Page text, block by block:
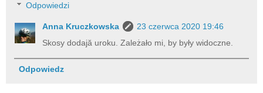
Odpowiedzi
Anna Kruczkowska
23 czerwca 2020 19:46
Skosy dodajă uroku. Zależało mi, by były widoczne.
Odpowiedz